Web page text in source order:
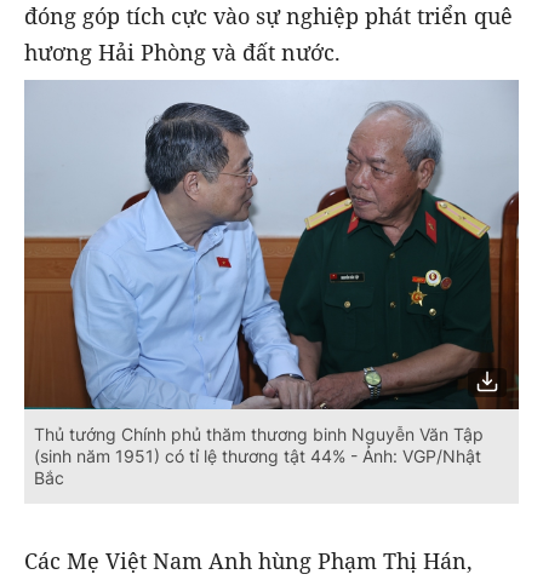
đóng góp tích cực vào sự nghiệp phát triển quê
hương Hải Phòng và đất nước.
Thủ tướng Chính phủ thăm thương binh Nguyễn Văn Tập
(sinh năm 1951) có tỉ lệ thương tật 44% - Ảnh: VGP/Nhật
Bắc
Các Mẹ Việt Nam Anh hùng Phạm Thị Hán,